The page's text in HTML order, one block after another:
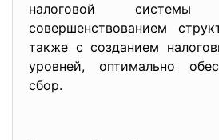
налоговой
совершенствованием
также с созданием
уровней, оптимально
сбор.